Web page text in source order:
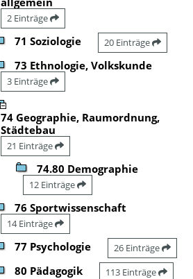
2 Einträge
71 Soziologie 20 Einträge
73 Ethnologie, Volkskunde
3 Einträge
74 Geographie, Raumordnung,
Städtebau
21 Einträge
74.80 Demographie
12 Einträge
76 Sportwissenschaft
14 Einträge
77 Psychologie 26 Einträge
80 Pädagogik 113 Einträge